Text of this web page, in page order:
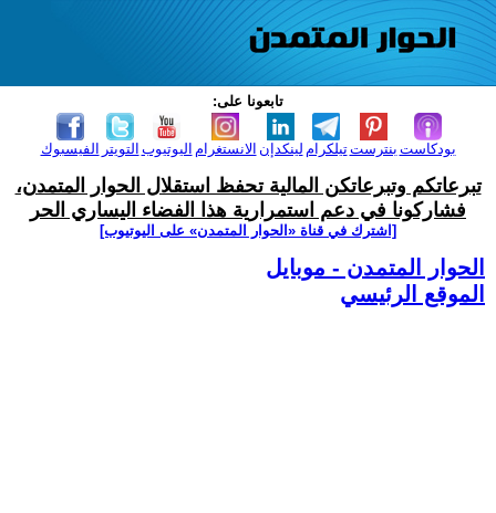
تابعونا على:
الفيسبوك التويتر اليوتيوب الانستغرام لينكدإن تيلكرامبنترست بودكاست
تبرعاتكم وتبرعاتكن المالية تحفظ استقلال الحوار المتمدن،
فشاركونا في دعم استمرارية هذا الفضاء اليساري الحر
[اشترك في قناة ‫«الحوار المتمدن» على اليوتيوب]
الحوار المتمدن - موبايل
الموقع الرئيسي